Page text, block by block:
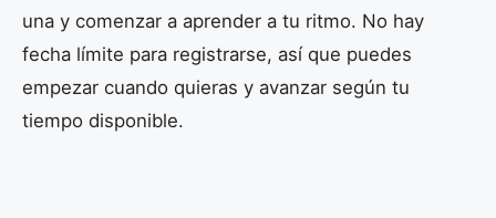
una y comenzar a aprender a tu ritmo. No hay
fecha límite para registrarse, así que puedes
empezar cuando quieras y avanzar según tu
tiempo disponible.